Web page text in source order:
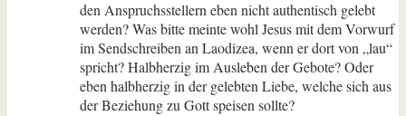
den Anspruchsstellern eben nicht authentisch gelebt
werden? Was bitte meinte wohl Jesus mit dem Vorwurf
im Sendschreiben an Laodizea, wenn er dort von „lau“
spricht? Halbherzig im Ausleben der Gebote? Oder
eben halbherzig in der gelebten Liebe, welche sich aus
der Beziehung zu Gott speisen sollte?